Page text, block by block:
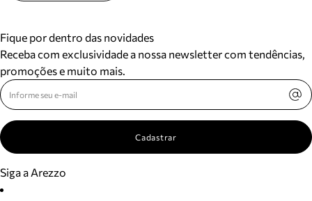
Fique por dentro das novidades
Receba com exclusividade a nossa newsletter com tendências,
promoções e muito mais.
Cadastrar
Siga a Arezzo